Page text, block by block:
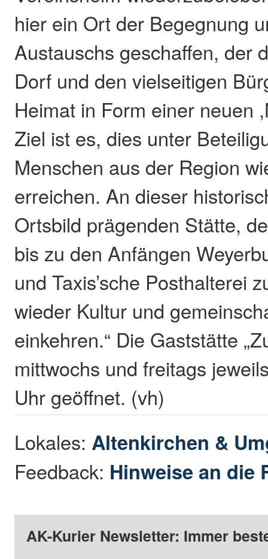
hier ein Ort der Begegnung
Austauschs geschaffen, der
Dorf und den vielseitigen
Heimat in Form einer neuen
Ziel ist es, dies unter
Menschen aus der Region
erreichen. An dieser
Ortsbild prägenden Stätte,
bis zu den Anfängen
und Taxis’sche Posthalterei
wieder Kultur und
einkehren.“ Die Gaststätte
mittwochs und freitags
Uhr geöffnet. (vh)
Lokales: Altenkirchen &
Feedback: Hinweise an die
AK-Kurier Newsletter: Immer